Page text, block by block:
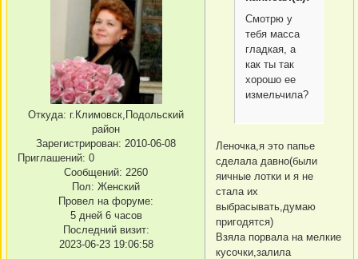
Откуда: г.Климовск,Подольский
район
Зарегистрирован: 2010-06-08
Приглашений: 0
Сообщений: 2260
Пол: Женский
Провел на форуме:
5 дней 6 часов
Последний визит:
2023-06-23 19:06:58
Смотрю у
тебя масса
гладкая, а
как ты так
хорошо ее
измельчила?
Леночка,я это папье
сделала давно(были
яичные лотки и я не
стала их
выбрасывать,думаю
пригодятся)
Взяла порвала на мелкие
кусочки,залила